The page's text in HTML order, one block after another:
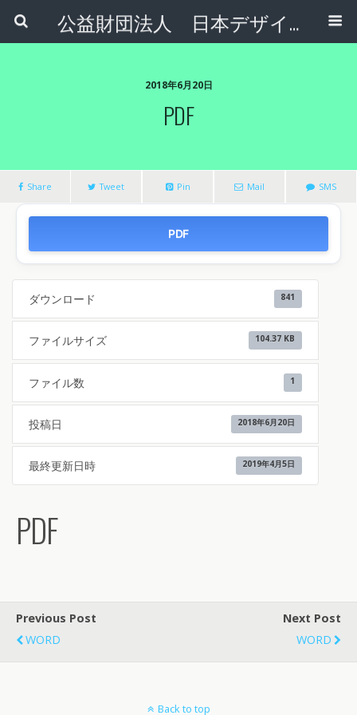
公益財団法人 日本デザインナンバー財団
2018年6月20日
PDF
Share Tweet Pin Mail SMS
PDF
ダウンロード 841
ファイルサイズ 104.37 KB
ファイル数 1
投稿日 2018年6月20日
最終更新日時 2019年4月5日
PDF
Previous Post
WORD
Next Post
WORD
Back to top